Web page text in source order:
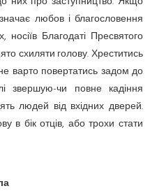
любов і благословення
Благодаті Пресвятого
схиляти голову. Хреститись
варто повертатись задом до
звершую-чи повне кадіння
людей від вхідних дверей.
в бік отців, або трохи стати